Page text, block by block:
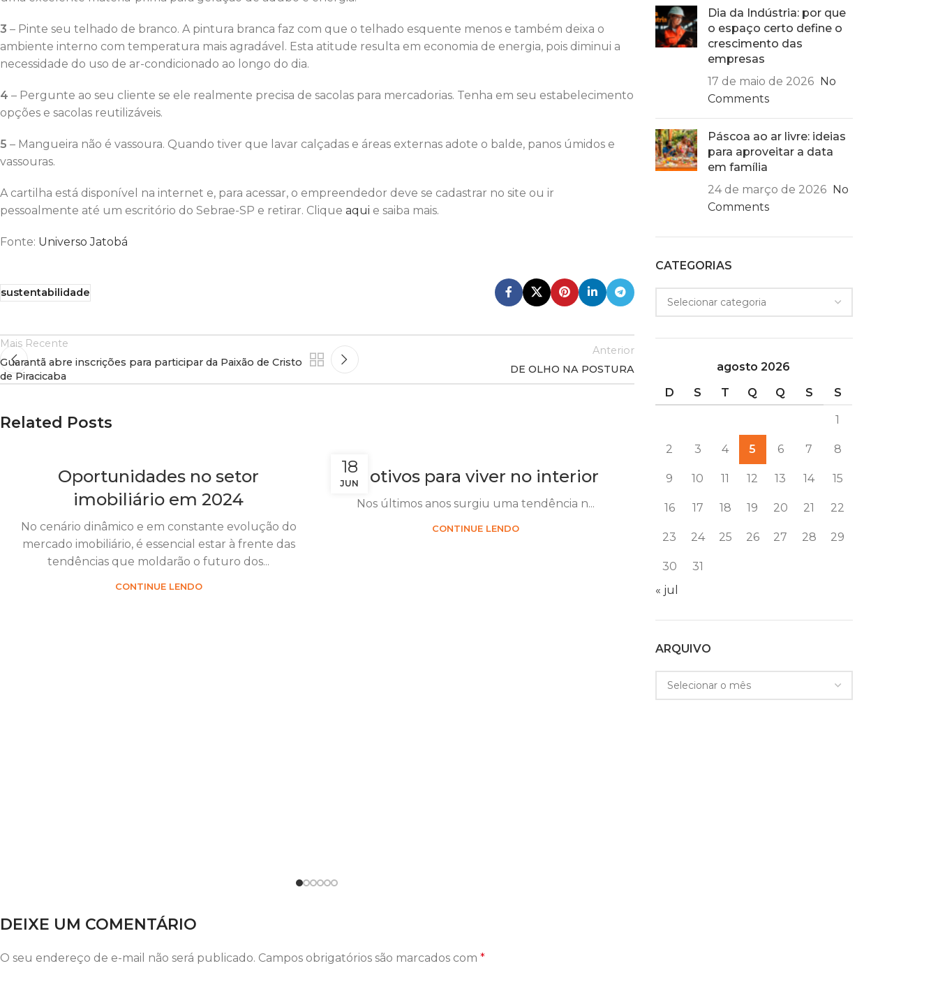
3 – Pinte seu telhado de branco. A pintura branca faz com que o telhado esquente menos e também deixa o
ambiente interno com temperatura mais agradável. Esta atitude resulta em economia de energia, pois diminui a
necessidade do uso de ar-condicionado ao longo do dia.
4 – Pergunte ao seu cliente se ele realmente precisa de sacolas para mercadorias. Tenha em seu estabelecimento
opções e sacolas reutilizáveis.
5 – Mangueira não é vassoura. Quando tiver que lavar calçadas e áreas externas adote o balde, panos úmidos e
vassouras.
A cartilha está disponível na internet e, para acessar, o empreendedor deve se cadastrar no site ou ir
pessoalmente até um escritório do Sebrae-SP e retirar. Clique aqui e saiba mais.
Fonte: Universo Jatobá
sustentabilidade
Mais Recente
Guarantã abre inscrições para participar da Paixão de Cristo
de Piracicaba
Anterior
DE OLHO NA POSTURA
Related Posts
Oportunidades no setor
imobiliário em 2024
No cenário dinâmico e em constante evolução do
mercado imobiliário, é essencial estar à frente das
tendências que moldarão o futuro dos...
CONTINUE LENDO
18
JUNMotivos para viver no interior
Nos últimos anos surgiu uma tendência n...
CONTINUE LENDO
JUNDicas simples para preservar o
meio ambiente
simples, práticas e fáceis podem ser tomadas para
contribuir com o meio-ambiente por ca...
DEIXE UM COMENTÁRIO
O seu endereço de e-mail não será publicado. Campos obrigatórios são marcados com *
Dia da Indústria: por que
o espaço certo define o
crescimento das
empresas
17 de maio de 2026 No
Comments
Páscoa ao ar livre: ideias
para aproveitar a data
em família
24 de março de 2026 No
Comments
CATEGORIAS
agosto 2026
D
S T Q Q S S
1
2 3 4 5 6 7 8
9 10 11 12 13 14 15
16 17 18 19 20 21 22
23 24 25 26 27 28 29
30
31
« jul
ARQUIVO